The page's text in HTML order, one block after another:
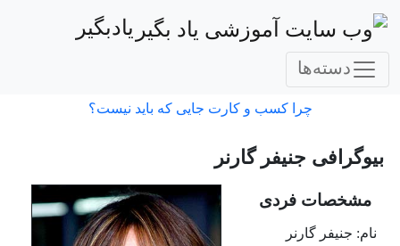
یادبگیر
دسته‌ها
چرا کسب و کارت جایی که باید نیست؟
بیوگرافی جنیفر گارنر
مشخصات فردی
نام: جنیفر گارنر